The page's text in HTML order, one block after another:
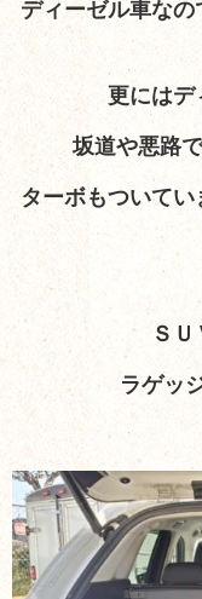
ディーゼル車な
更にはデ
坂道や悪路
ターボもついて
ＳＵ
ラゲッ